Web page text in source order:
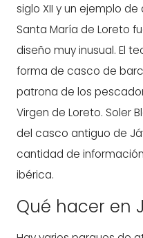
siglo XII y un ejemplo
Santa María de Loreto
diseño muy inusual. El
forma de casco de
patrona de los
Virgen de Loreto. Soler
del casco antiguo de
cantidad de
ibérica.
Qué hacer en